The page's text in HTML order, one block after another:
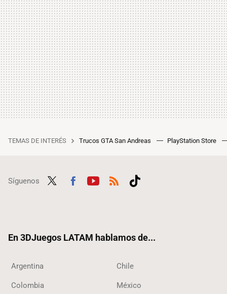
TEMAS DE INTERÉS Trucos GTA San Andreas PlayStation Store
Síguenos
En 3DJuegos LATAM hablamos de...
Argentina Chile
Colombia México